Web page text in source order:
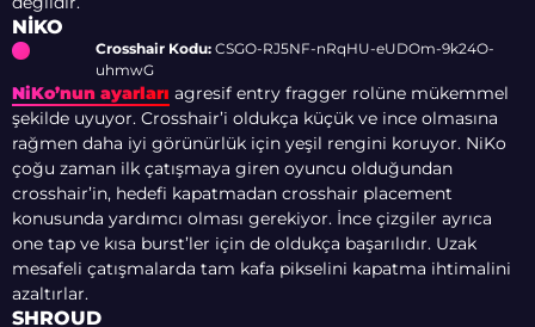
NIKO
Crosshair Kodu: CSGO-RJ5NF-nRqHU-eUDOm-9k24O-
uhmwG
NiKo’nun ayarları agresif entry fragger rolüne mükemmel
şekilde uyuyor. Crosshair’i oldukça küçük ve ince olmasına
rağmen daha iyi görünürlük için yeşil rengini koruyor. NiKo
çoğu zaman ilk çatışmaya giren oyuncu olduğundan
crosshair’in, hedefi kapatmadan crosshair placement
konusunda yardımcı olması gerekiyor. İnce çizgiler ayrıca
one tap ve kısa burst’ler için de oldukça başarılıdır. Uzak
mesafeli çatışmalarda tam kafa pikselini kapatma ihtimalini
azaltırlar.
SHROUD